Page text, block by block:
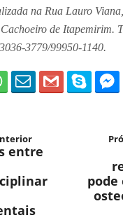
na Rua Lauro
de Itapemirim.
3779/99950-1140.
entre
pode